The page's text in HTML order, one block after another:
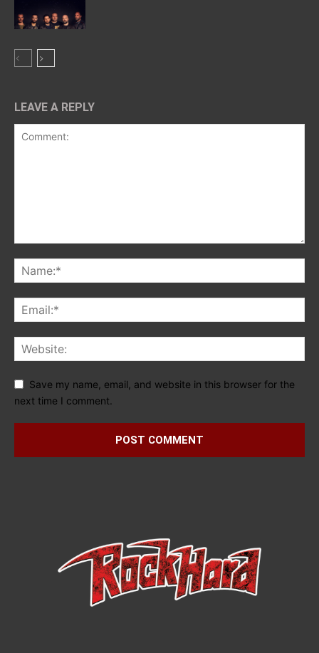
LEAVE A REPLY
Save my name, email, and website in this browser for the
next time I comment.